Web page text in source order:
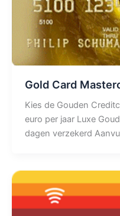
Gold Card
Kies de Gouden
euro per jaar Luxe
dagen verzekerd